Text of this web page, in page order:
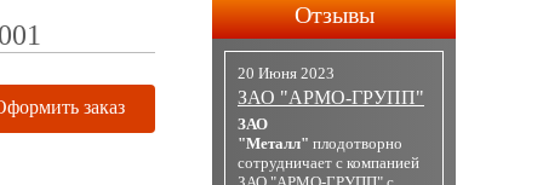
заказ
Отзывы
20 Июня 2023
ЗАО "АРМО-ГРУПП"
ЗАО
"Металл" плодотворно
сотрудничает с компанией